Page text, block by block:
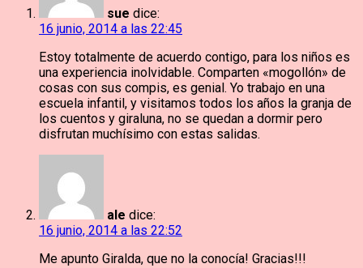
sue dice:
16 junio, 2014 a las 22:45
Estoy totalmente de acuerdo contigo, para los niños es
una experiencia inolvidable. Comparten «mogollón» de
cosas con sus compis, es genial. Yo trabajo en una
escuela infantil, y visitamos todos los años la granja de
los cuentos y giraluna, no se quedan a dormir pero
disfrutan muchísimo con estas salidas.
ale dice:
16 junio, 2014 a las 22:52
Me apunto Giralda, que no la conocía! Gracias!!!